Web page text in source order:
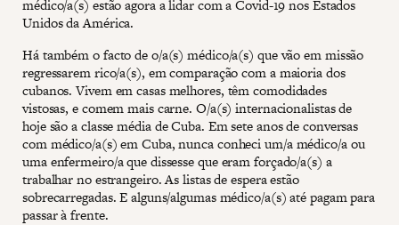
médico/a(s) estão agora a lidar com a Covid-19 nos Estados
Unidos da América.
Há também o facto de o/a(s) médico/a(s) que vão em missão
regressarem rico/a(s), em comparação com a maioria dos
cubanos. Vivem em casas melhores, têm comodidades
vistosas, e comem mais carne. O/a(s) internacionalistas de
hoje são a classe média de Cuba. Em sete anos de conversas
com médico/a(s) em Cuba, nunca conheci um/a médico/a ou
uma enfermeiro/a que dissesse que eram forçado/a(s) a
trabalhar no estrangeiro. As listas de espera estão
sobrecarregadas. E alguns/algumas médico/a(s) até pagam para
passar à frente.